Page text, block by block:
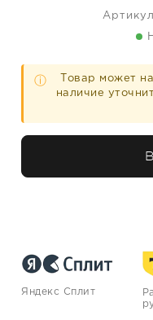
ⓘ
Товар может
наличие
Яндекс Сплит